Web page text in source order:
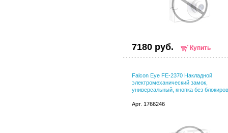
7180 руб. Купить
Falcon Eye FE-2370 Накладной
электромеханический замок,
универсальный, кнопка без
Арт. 1766246